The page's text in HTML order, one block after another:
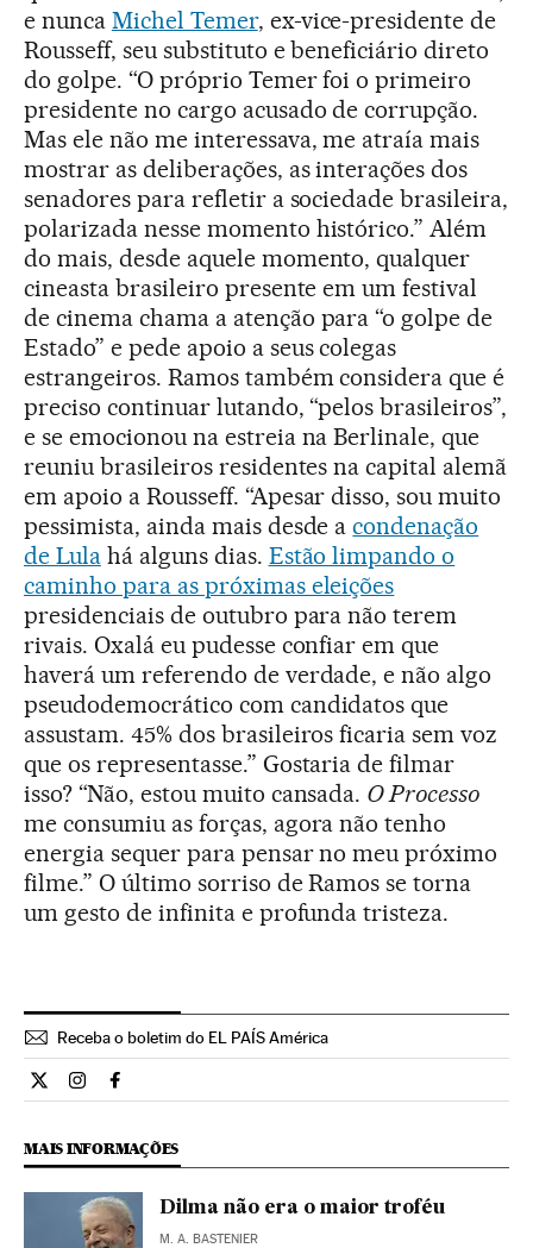
e nunca Michel Temer, ex-vice-presidente de
Rousseff, seu substituto e beneficiário direto
do golpe. “O próprio Temer foi o primeiro
presidente no cargo acusado de corrupção.
Mas ele não me interessava, me atraía mais
mostrar as deliberações, as interações dos
senadores para refletir a sociedade brasileira,
polarizada nesse momento histórico.” Além
do mais, desde aquele momento, qualquer
cineasta brasileiro presente em um festival
de cinema chama a atenção para “o golpe de
Estado” e pede apoio a seus colegas
estrangeiros. Ramos também considera que é
preciso continuar lutando, “pelos brasileiros”,
e se emocionou na estreia na Berlinale, que
reuniu brasileiros residentes na capital alemã
em apoio a Rousseff. “Apesar disso, sou muito
pessimista, ainda mais desde acondenação
de Lulahá alguns dias. Estão limpando o
caminho para as próximas eleições
presidenciais de outubro para não terem
rivais. Oxalá eu pudesse confiar em que
haverá um referendo de verdade, e não algo
pseudodemocrático com candidatos que
assustam. 45% dos brasileiros ficaria sem voz
que os representasse.” Gostaria de filmar
isso? “Não, estou muito cansada. O Processo
me consumiu as forças, agora não tenho
energia sequer para pensar no meu próximo
filme.” O último sorriso de Ramos se torna
um gesto de infinita e profunda tristeza.
Receba o boletim do EL PAÍS América
Cultura El País Brasil en Twitter
Cultura El País Brasil en Instagram
Cultura El País Brasil en Facebook
MAIS INFORMAÇÕES
Dilma não era o maior troféu
M. A. BASTENIER